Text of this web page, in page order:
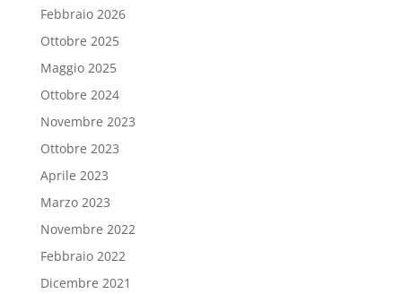
Febbraio 2026
Ottobre 2025
Maggio 2025
Ottobre 2024
Novembre 2023
Ottobre 2023
Aprile 2023
Marzo 2023
Novembre 2022
Febbraio 2022
Dicembre 2021